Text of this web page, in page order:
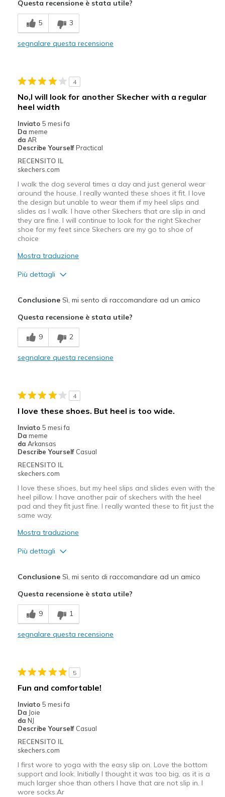
Migliori Utilizzi:
Casual Wear
View On Shoes
I'm Really Into Shoes
Questa recensione è stata utile?
5 3
segnalare questa recensione
4
No,I will look for another Skecher with a regular
heel width
Inviato 5 mesi fa
Da meme
da AR
Describe Yourself Practical
RECENSITO IL
skechers.com
I walk the dog several times a day and just general wear
around the house. I really wanted these shoes it fit. I love
the design but unable to wear them if my heel slips and
slides as I walk. I have other Skechers that are slip in and
they are fine. I will continue to look for the right Skecher
shoe for my feet since Skechers are my go to shoe of
choice
Mostra traduzione
Più dettagli
Breathe Well
Comfortable
Width
Sizing
Feels true to size
View On Shoes
ConclusioneSì, mi sento di raccomandare ad un amico
Questa recensione è stata utile?
9 2
segnalare questa recensione
4
I love these shoes. But heel is too wide.
Inviato 5 mesi fa
Da meme
da Arkansas
Describe Yourself Casual
RECENSITO IL
skechers.com
I love these shoes, but my heel slips and slides even with the
heel pillow. I have another pair of skechers with the heel
pad and they fit just fine. I really wanted these to fit just the
same way.
Mostra traduzione
Più dettagli
Breathe Well
Comfortable
Width
Sizing
Feels true to size
View On Shoes
ConclusioneSì, mi sento di raccomandare ad un amico
Questa recensione è stata utile?
9 1
segnalare questa recensione
5
Fun and comfortable!
Inviato 5 mesi fa
Da Joie
da NJ
Describe Yourself Casual
RECENSITO IL
skechers.com
I first wore to yoga with the easy slip on. Love the bottom
support and look. Initially I thought it was too big, as it is a
much larger shoe than others I have that are not slip in. I
wore socks.Ar